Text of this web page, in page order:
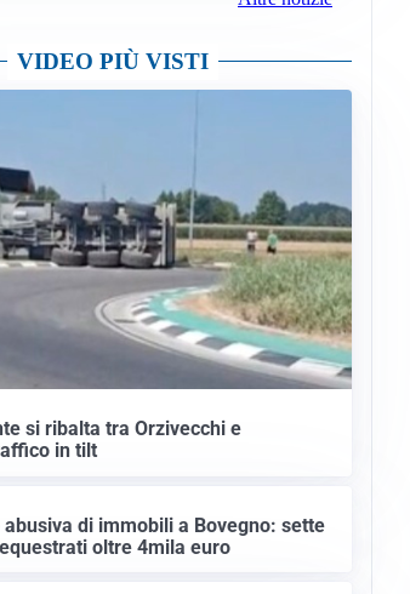
VIDEO PIÙ VISTI
si ribalta tra Orzivecchi e
in tilt
abusiva di immobili a Bovegno: sette
oltre 4mila euro